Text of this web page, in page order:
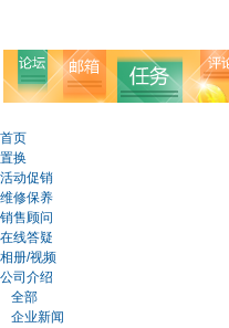
首页
置换
活动促销
维修保养
销售顾问
在线答疑
相册/视频
公司介绍
全部
企业新闻